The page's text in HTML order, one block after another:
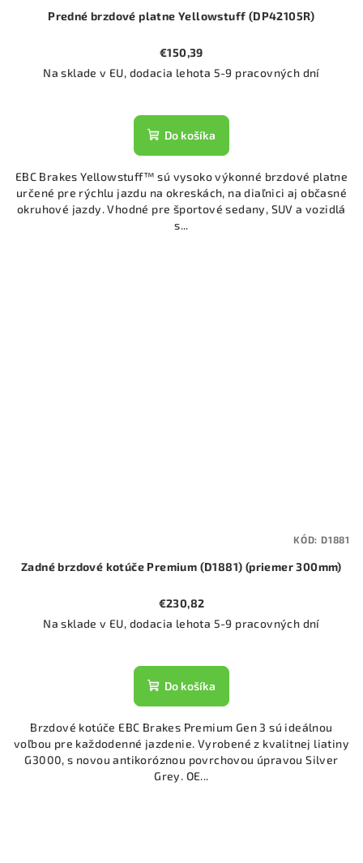
Predné brzdové platne Yellowstuff (DP42105R)
€150,39
Na sklade v EU, dodacia lehota 5-9 pracovných dní
Do košíka
EBC Brakes Yellowstuff™ sú vysoko výkonné brzdové platne
určené pre rýchlu jazdu na okreskách, na diaľnici aj občasné
okruhové jazdy. Vhodné pre športové sedany, SUV a vozidlá
s...
Zadné brzdové kotúče Premium (D1881) (priemer 300mm)
€230,82
Na sklade v EU, dodacia lehota 5-9 pracovných dní
Do košíka
Brzdové kotúče EBC Brakes Premium Gen 3 sú ideálnou
voľbou pre každodenné jazdenie. Vyrobené z kvalitnej liatiny
G3000, s novou antikoróznou povrchovou úpravou Silver
Grey. OE...
KÓD: D1881